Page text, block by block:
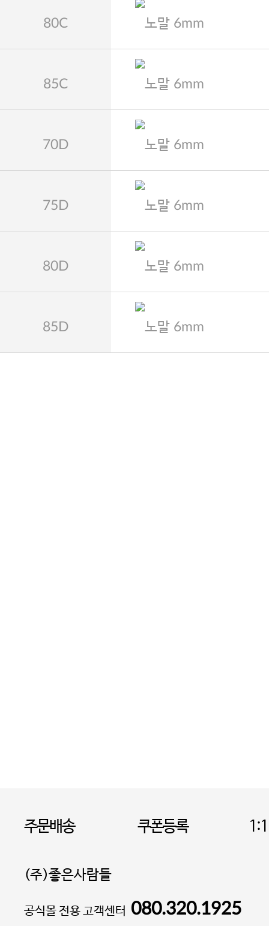
80C 노말 6mm
85C 노말 6mm
70D 노말 6mm
75D 노말 6mm
80D 노말 6mm
85D 노말 6mm
주문배송 쿠폰등록
(주)좋은사람들
대표 이성현,박영환| 개인정보관리책임자 김상현
공식몰 전용 고객센터 080.320.1925